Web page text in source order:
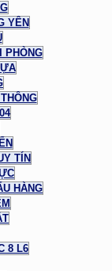
YÊN
PHÒNG
TÍN
HÀNG
8 L6